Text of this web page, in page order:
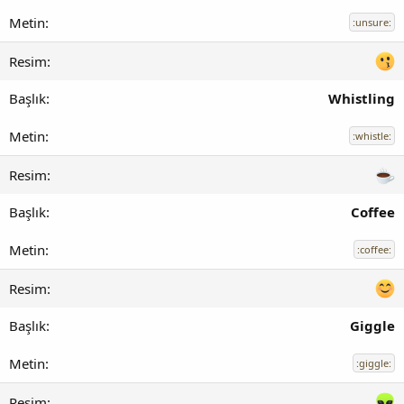
:unsure:
Whistling
:whistle:
Coffee
:coffee:
Giggle
:giggle: